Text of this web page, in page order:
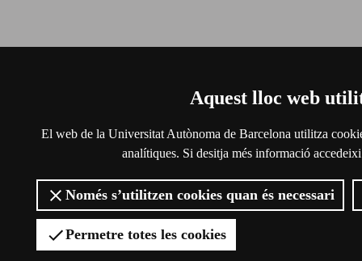
Aquest lloc web
El web de la Universitat Autònoma de Barcelona utilitza
analítiques. Si desitja més informació
Només s’utilitzen cookies quan és necessari
Permetre totes les cookies